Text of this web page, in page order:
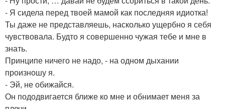
- Я сидела перед твоей мамой как последняя идиотка!
Ты даже не представляешь, насколько ущербно я себя
чувствовала. Будто я совершенно чужая тебе и мне в
знать.
Принципе ничего не надо, - на одном дыхании
произношу я.
- Эй, не обижайся.
Он пододвигается ближе ко мне и обнимает меня за